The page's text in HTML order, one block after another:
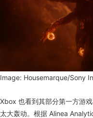
Image: Housemarque/Sony
Xbox 也看到其部分第一方游
太大轰动。根据 Alinea